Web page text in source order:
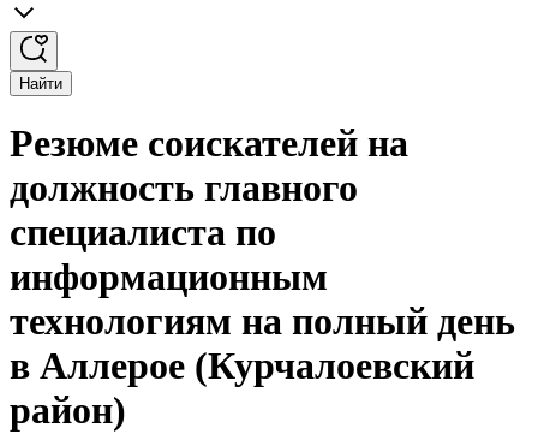
Найти
Резюме соискателей на
должность главного
специалиста по
информационным
технологиям на полный день
в Аллерое (Курчалоевский
район)